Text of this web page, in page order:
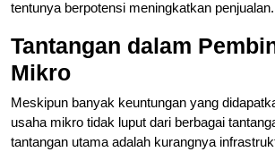
tentunya berpotensi meningkatkan penjualan.
Tantangan dalam
Mikro
Meskipun banyak keuntungan yang
usaha mikro tidak luput dari berbagai
tantangan utama adalah kurangnya